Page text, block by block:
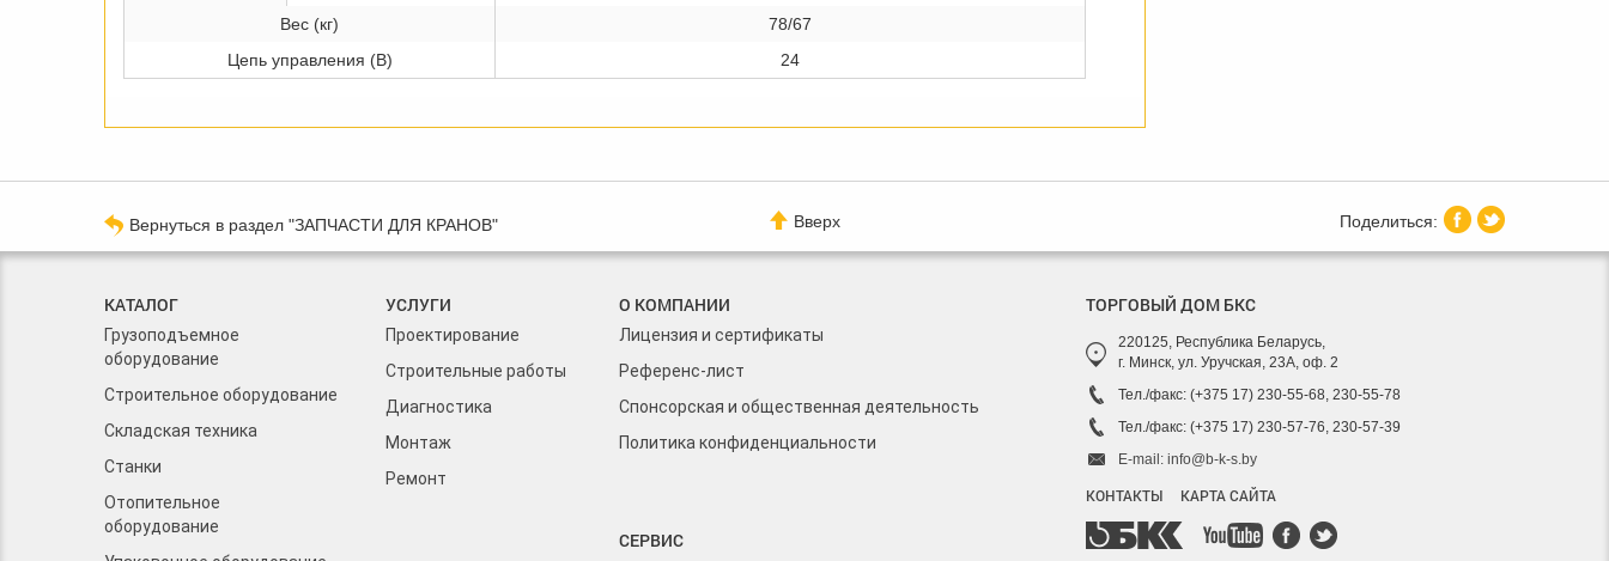
Вес (кг)
78/67
Цепь управления (В)
24
Вернуться в раздел "ЗАПЧАСТИ ДЛЯ КРАНОВ" Вверх
КАТАЛОГ
Грузоподъемное
оборудование
Строительное оборудование
Складская техника
Станки
Отопительное
оборудование
УСЛУГИ
Проектирование
Строительные работы
Диагностика
Монтаж
Ремонт
О КОМПАНИИ
Лицензия и сертификаты
Референс-лист
Спонсорская и общественная деятельность
Политика конфиденциальности
СЕРВИС
ТОРГОВЫЙ ДОМ БКС
220125, Республика Беларусь,
г. Минск, ул. Уручская, 23А, оф. 2
Тел./факс: (+375 17) 230-55-68, 230-55-78
Тел./факс: (+375 17) 230-57-76, 230-57-39
E-mail: info@b-k-s.by
КОНТАКТЫ КАРТА САЙТА